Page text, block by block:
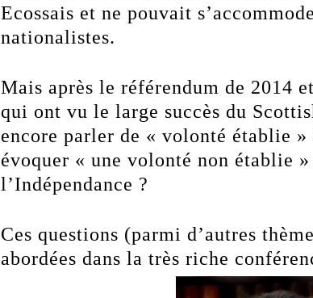
Ecossais et ne pouvait
nationalistes.
Mais après le référendum de 2014
qui ont vu le large succès du
encore parler de « volonté établie
évoquer « une volonté non établie
l’Indépendance ?
Ces questions (parmi d’autres
abordées dans la très riche